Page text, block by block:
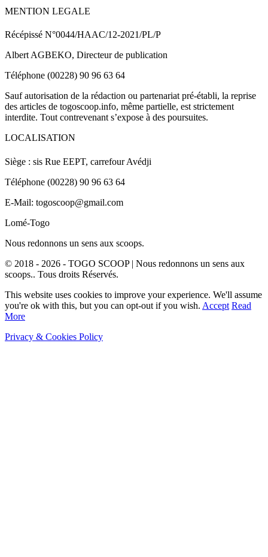
MENTION LEGALE
Récépissé N°0044/HAAC/12-2021/PL/P
Albert AGBEKO, Directeur de publication
Téléphone (00228) 90 96 63 64
Sauf autorisation de la rédaction ou partenariat pré-établi, la reprise
des articles de togoscoop.info, même partielle, est strictement
interdite. Tout contrevenant s’expose à des poursuites.
LOCALISATION
Siège : sis Rue EEPT, carrefour Avédji
Téléphone (00228) 90 96 63 64
E-Mail: togoscoop@gmail.com
Lomé-Togo
Nous redonnons un sens aux scoops.
© 2018 - 2026 - TOGO SCOOP | Nous redonnons un sens aux
scoops.. Tous droits Réservés.
This website uses cookies to improve your experience. We'll assume
you're ok with this, but you can opt-out if you wish. Accept Read
More
Privacy & Cookies Policy